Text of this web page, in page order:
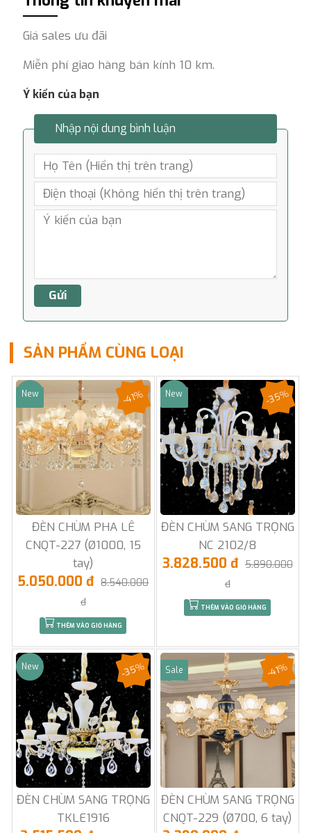
Giá sales ưu đãi
Miễn phí giao hàng bán kính 10 km.
Ý kiến của bạn
Nhập nội dung bình luận
SẢN PHẨM CÙNG LOẠI
Sale
New
ĐÈN CHÙM PHA LÊ
CNQT-227 (Ø1000, 15
tay)
-41%
5.050.000 đ 8.540.000
đ
THÊM VÀO GIỎ HÀNG
Sale
New
ĐÈN CHÙM SANG TRỌNG
NC 2102/8
-35%
3.828.500 đ 5.890.000
đ
THÊM VÀO GIỎ HÀNG
New
ĐÈN CHÙM SANG TRỌNG
TKLE1916
-35% Sale
ĐÈN CHÙM SANG TRỌNG
CNQT-229 (Ø700, 6 tay)
-41%